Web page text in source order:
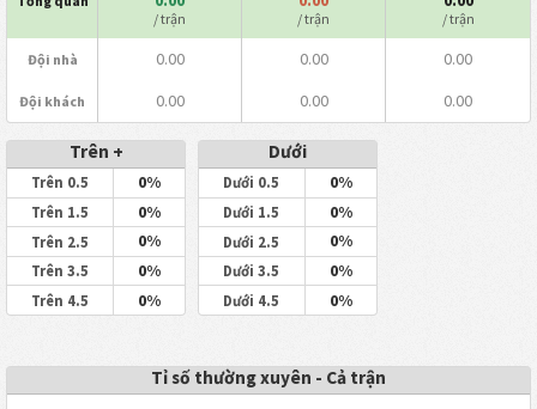
/ trận / trận / trận
Đội nhà 0.00 0.00 0.00
Đội khách 0.00 0.00 0.00
Trên +
Trên 0.5 0%
Trên 1.5 0%
Trên 2.5 0%
Trên 3.5 0%
Trên 4.5 0%
Dưới
Dưới 0.5 0%
Dưới 1.5 0%
Dưới 2.5 0%
Dưới 3.5 0%
Dưới 4.5 0%
Tỉ số thường xuyên - Cả trận